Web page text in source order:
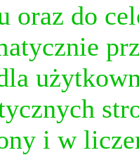
oraz do
i w